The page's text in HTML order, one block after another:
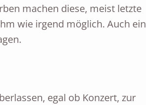
machen diese, meist letzte
wie irgend möglich. Auch ein
egal ob Konzert, zur